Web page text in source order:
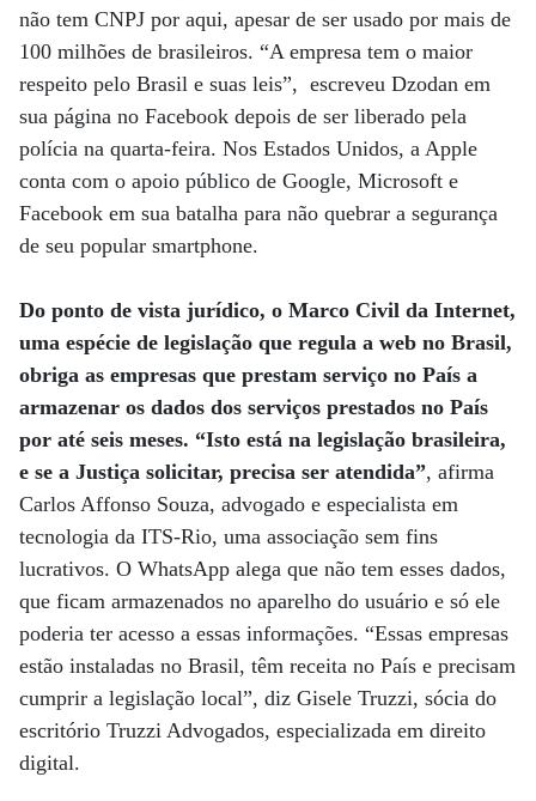
não tem CNPJ por aqui, apesar de ser usado por mais de
100 milhões de brasileiros. “A empresa tem o maior
respeito pelo Brasil e suas leis”, escreveu Dzodan em
sua página no Facebook depois de ser liberado pela
polícia na quarta-feira. Nos Estados Unidos, a Apple
conta com o apoio público de Google, Microsoft e
Facebook em sua batalha para não quebrar a segurança
de seu popular smartphone.
Do ponto de vista jurídico, o Marco Civil da Internet,
uma espécie de legislação que regula a web no Brasil,
obriga as empresas que prestam serviço no País a
armazenar os dados dos serviços prestados no País
por até seis meses. “Isto está na legislação brasileira,
e se a Justiça solicitar, precisa ser atendida”, afirma
Carlos Affonso Souza, advogado e especialista em
tecnologia da ITS-Rio, uma associação sem fins
lucrativos. O WhatsApp alega que não tem esses dados,
que ficam armazenados no aparelho do usuário e só ele
poderia ter acesso a essas informações. “Essas empresas
estão instaladas no Brasil, têm receita no País e precisam
cumprir a legislação local”, diz Gisele Truzzi, sócia do
escritório Truzzi Advogados, especializada em direito
digital.